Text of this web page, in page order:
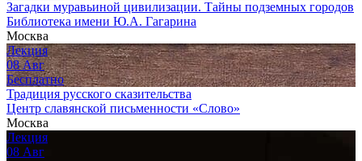
Загадки муравьиной цивилизации. Тайны подземных городов
Библиотека имени Ю.А. Гагарина
Москва
Лекция
08 Авг
Бесплатно
Традиция русского сказительства
Центр славянской письменности «Слово»
Москва
Лекция
08 Авг